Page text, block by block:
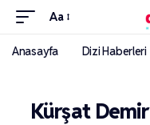
Aa
Anasayfa Dizi Haberleri
Kürşat Demir